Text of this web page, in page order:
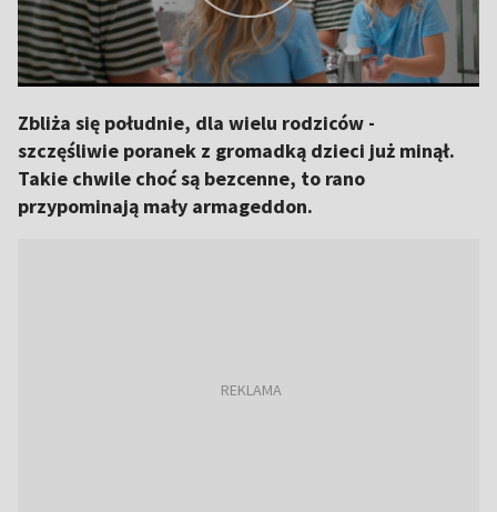
Zbliża się południe, dla wielu rodziców -
szczęśliwie poranek z gromadką dzieci już minął.
Takie chwile choć są bezcenne, to rano
przypominają mały armageddon.